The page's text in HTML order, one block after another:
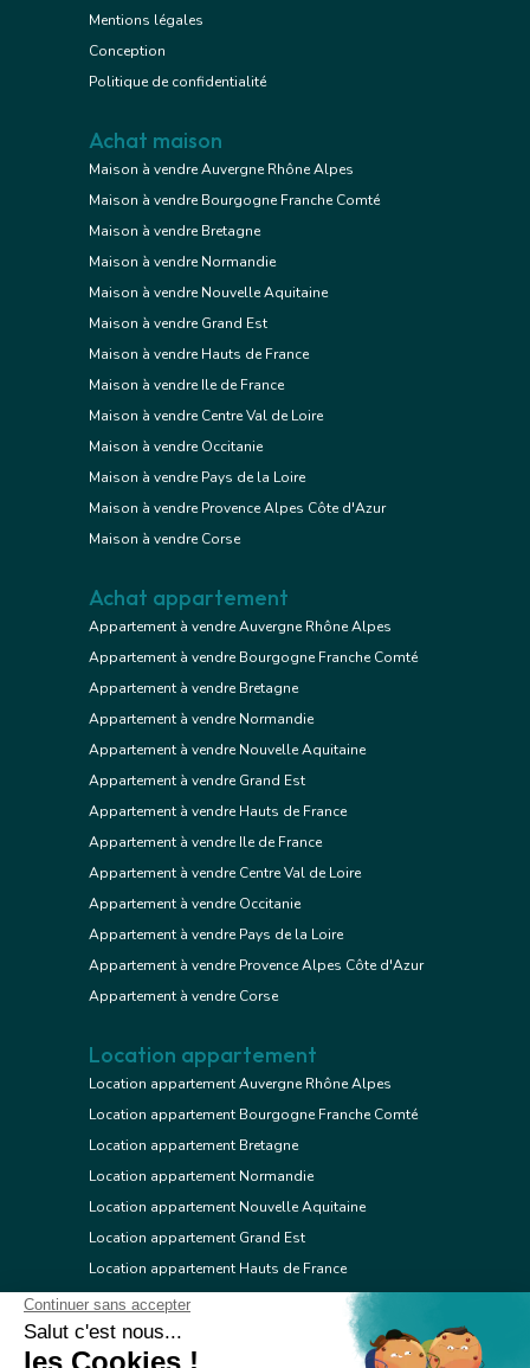
Mentions légales
Conception
Politique de confidentialité
Achat maison
Maison à vendre Auvergne Rhône Alpes
Maison à vendre Bourgogne Franche Comté
Maison à vendre Bretagne
Maison à vendre Normandie
Maison à vendre Nouvelle Aquitaine
Maison à vendre Grand Est
Maison à vendre Hauts de France
Maison à vendre Ile de France
Maison à vendre Centre Val de Loire
Maison à vendre Occitanie
Maison à vendre Pays de la Loire
Maison à vendre Provence Alpes Côte d'Azur
Maison à vendre Corse
Achat appartement
Appartement à vendre Auvergne Rhône Alpes
Appartement à vendre Bourgogne Franche Comté
Appartement à vendre Bretagne
Appartement à vendre Normandie
Appartement à vendre Nouvelle Aquitaine
Appartement à vendre Grand Est
Appartement à vendre Hauts de France
Appartement à vendre Ile de France
Appartement à vendre Centre Val de Loire
Appartement à vendre Occitanie
Appartement à vendre Pays de la Loire
Appartement à vendre Provence Alpes Côte d'Azur
Appartement à vendre Corse
Location appartement
Location appartement Auvergne Rhône Alpes
Location appartement Bourgogne Franche Comté
Location appartement Bretagne
Location appartement Normandie
Location appartement Nouvelle Aquitaine
Location appartement Grand Est
Location appartement Hauts de France
Location appartement Ile de France
Location appartement Centre Val de Loire
Location appartement Occitanie